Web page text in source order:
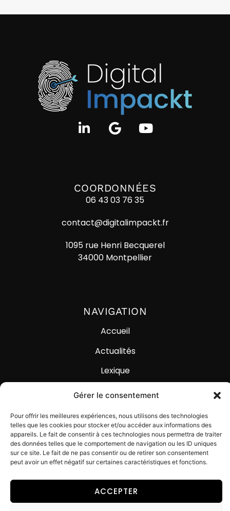
Gérer le consentement
Pour offrir les meilleures expériences, nous utilisons des technologies
telles que les cookies pour stocker et/ou accéder aux informations des
appareils. Le fait de consentir à ces technologies nous permettra de traiter
des données telles que le comportement de navigation ou les ID uniques
sur ce site. Le fait de ne pas consentir ou de retirer son consentement
peut avoir un effet négatif sur certaines caractéristiques et fonctions.
ACCEPTER
COORDONNÉES
06 43 03 76 35
contact@digitalimpackt.fr
1095 rue Henri Becquerel
34000 Montpellier
NAVIGATION
Accueil
Actualités
Lexique
© Digital Impackt
Mentions légales Politique de confidentialité
Politique des cookies